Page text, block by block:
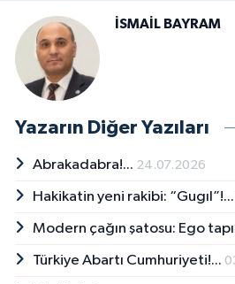
İSMAİL BAYRAM
Yazarın Diğer Yazıları
Abrakadabra!... 24.07.2026
Hakikatin yeni rakibi: “Gugıl”!...
Modern çağın şatosu: Ego
Türkiye Abartı Cumhuriyeti!...